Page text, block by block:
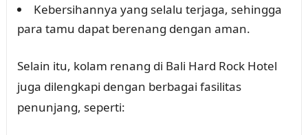
Kebersihannya yang selalu terjaga, sehingga
para tamu dapat berenang dengan aman.
Selain itu, kolam renang di Bali Hard Rock Hotel
juga dilengkapi dengan berbagai fasilitas
penunjang, seperti: